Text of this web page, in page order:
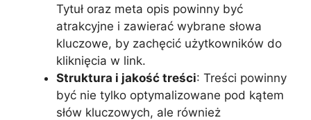
Tytuł oraz meta opis powinny być
atrakcyjne i zawierać wybrane słowa
kluczowe, by zachęcić użytkowników do
kliknięcia w link.
Struktura i jakość treści: Treści powinny
być nie tylko optymalizowane pod kątem
słów kluczowych, ale również